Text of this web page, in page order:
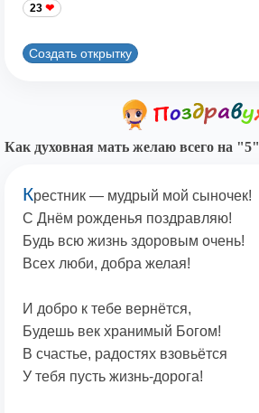
23
Создать открытку
Как духовная мать желаю всего на "5"
Крестник — мудрый мой сыночек!
С Днём рожденья поздравляю!
Будь всю жизнь здоровым очень!
Всех люби, добра желая!
И добро к тебе вернётся,
Будешь век хранимый Богом!
В счастье, радостях взовьётся
У тебя пусть жизнь-дорога!